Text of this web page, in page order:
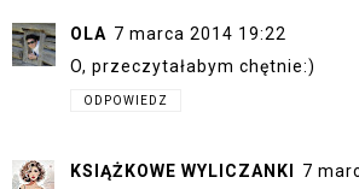
OLA 7 marca 2014 19:22
O, przeczytałabym chętnie:)
ODPOWIEDZ
KSIĄŻKOWE WYLICZANKI
7